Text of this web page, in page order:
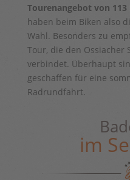
Tourenangebot von 113
haben beim Biken also
Wahl. Besonders zu
Tour, die den Ossiacher
verbindet. Überhaupt
geschaffen für eine
Radrundfahrt.
im